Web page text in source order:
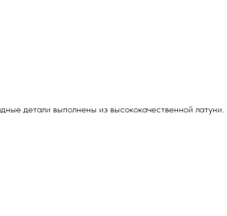
детали выполнены из высококачественной латуни.